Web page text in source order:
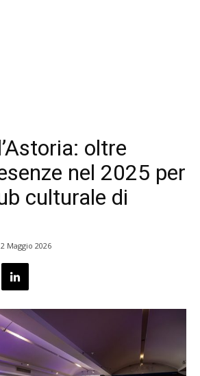
oltre
nel 2025 per
culturale di
Maggio 2026